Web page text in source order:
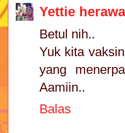
Yettie
Betul nih..
Yuk kita
yang
Aamiin..
Balas